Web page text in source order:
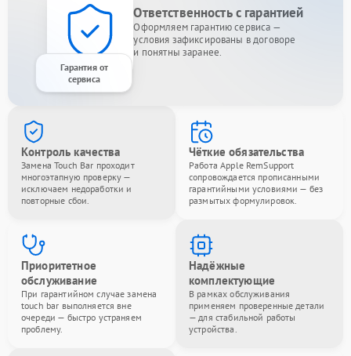
Гарантия от
сервиса
Ответственность с гарантией
Оформляем гарантию сервиса —
условия зафиксированы в договоре
и понятны заранее.
Контроль качества
Замена Touch Bar проходит
многоэтапную проверку —
исключаем недоработки и
повторные сбои.
Чёткие обязательства
Работа Apple RemSupport
сопровождается прописанными
гарантийными условиями — без
размытых формулировок.
Приоритетное
обслуживание
При гарантийном случае замена
touch bar выполняется вне
очереди — быстро устраняем
проблему.
Надёжные
комплектующие
В рамках обслуживания
применяем проверенные детали
— для стабильной работы
устройства.